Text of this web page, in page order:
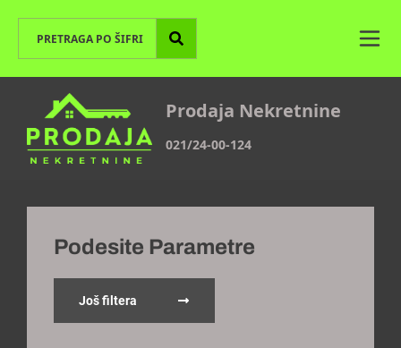
Prodaja Nekretnine
021/24-00-124
Podesite Parametre
Još filtera